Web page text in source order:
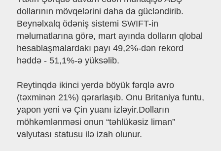
dollarının mövqelərini daha da gücləndirib.
Beynəlxalq ödəniş sistemi SWIFT-in
məlumatlarına görə, mart ayında dolların qlobal
hesablaşmalardakı payı 49,2%-dən rekord
həddə - 51,1%-ə yüksəlib.
Reytinqdə ikinci yerdə böyük fərqlə avro
(təxminən 21%) qərarlaşıb. Onu Britaniya funtu,
yapon yeni və Çin yuanı izləyir.Dolların
möhkəmlənməsi onun “təhlükəsiz liman”
valyutası statusu ilə izah olunur.